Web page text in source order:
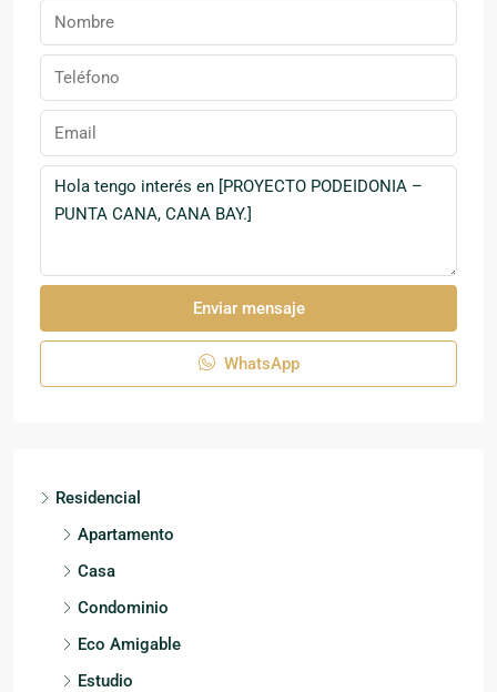
Enviar mensaje
WhatsApp
Residencial
Apartamento
Casa
Condominio
Eco Amigable
Estudio